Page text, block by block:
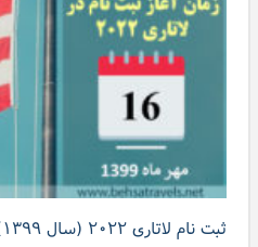
ثبت نام لاتاری ۲۰۲۲ (سال ۱۳۹۹)